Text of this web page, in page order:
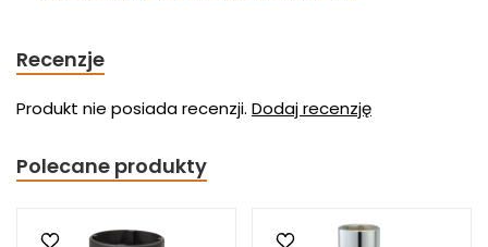
Recenzje
Produkt nie posiada recenzji. Dodaj recenzję
Polecane produkty